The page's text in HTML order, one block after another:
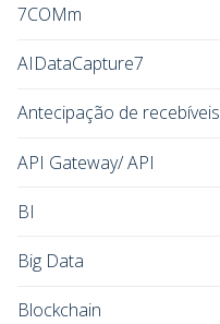
7COMm
AIDataCapture7
Antecipação de recebíveis
API Gateway/ API
BI
Big Data
Blockchain